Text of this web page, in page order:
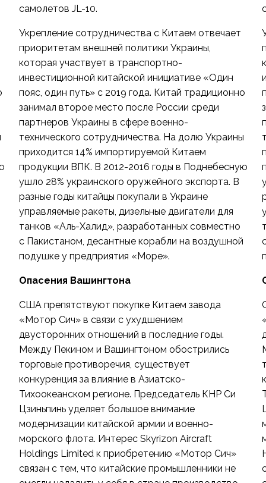
самолетов JL-10.
Укрепление сотрудничества с Китаем отвечает
приоритетам внешней политики Украины,
которая участвует в транспортно-
инвестиционной китайской инициативе «Один
пояс, один путь» с 2019 года. Китай традиционно
занимал второе место после России среди
партнеров Украины в сфере военно-
технического сотрудничества. На долю Украины
приходится 14% импортируемой Китаем
продукции ВПК. В 2012-2016 годы в Поднебесную
ушло 28% украинского оружейного экспорта. В
разные годы китайцы покупали в Украине
управляемые ракеты, дизельные двигатели для
танков «Аль-Халид», разработанных совместно
с Пакистаном, десантные корабли на воздушной
подушке у предприятия «Море».
Опасения Вашингтона
США препятствуют покупке Китаем завода
«Мотор Сич» в связи с ухудшением
двусторонних отношений в последние годы.
Между Пекином и Вашингтоном обострились
торговые противоречия, существует
конкуренция за влияние в Азиатско-
Тихоокеанском регионе. Председатель КНР Си
Цзиньпинь уделяет большое внимание
модернизации китайской армии и военно-
морского флота. Интерес Skyrizon Aircraft
Holdings Limited к приобретению «Мотор Сич»
связан с тем, что китайские промышленники не